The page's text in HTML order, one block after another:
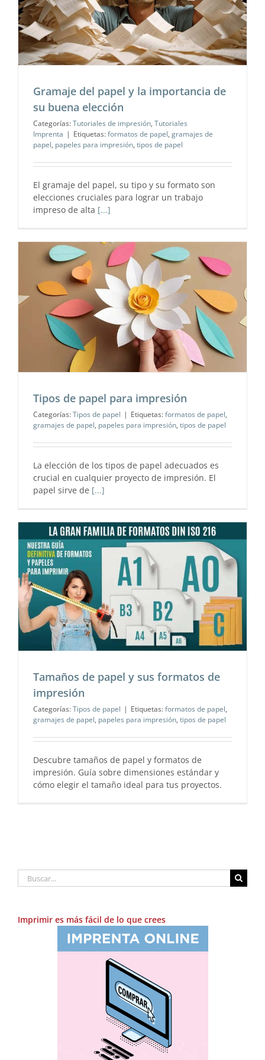
Gramaje del papel y la importancia de
su buena elección
Categorías:Tutoriales de impresión, Tutoriales
Imprenta | Etiquetas:formatos de papel, gramajes de
papel, papeles para impresión, tipos de papel
El gramaje del papel, su tipo y su formato son
elecciones cruciales para lograr un trabajo
impreso de alta [...]
Tipos de papel para impresión
Categorías:Tipos de papel | Etiquetas:formatos de papel,
gramajes de papel, papeles para impresión, tipos de papel
La elección de los tipos de papel adecuados es
crucial en cualquier proyecto de impresión. El
papel sirve de [...]
Tamaños de papel y sus formatos de
impresión
Categorías:Tipos de papel | Etiquetas:formatos de papel,
gramajes de papel, papeles para impresión, tipos de papel
Descubre tamaños de papel y formatos de
impresión. Guía sobre dimensiones estándar y
cómo elegir el tamaño ideal para tus proyectos.
Buscar:
Imprimir es más fácil de lo que crees